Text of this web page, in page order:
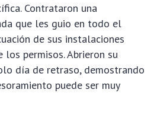
Contrataron una
que les guio en todo el
de sus instalaciones
permisos. Abrieron su
día de retraso, demostrando
puede ser muy